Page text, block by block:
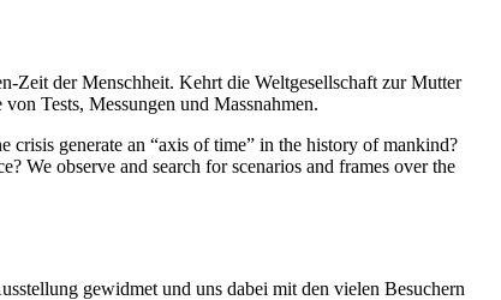
Zeit der Menschheit. Kehrt die Weltgesellschaft zur Mutter
Tests, Messungen und Massnahmen.
generate an “axis of time” in the history of mankind?
We observe and search for scenarios and frames over the
gewidmet und uns dabei mit den vielen Besuchern